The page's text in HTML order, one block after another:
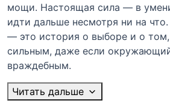
мощи. Настоящая сила — в
идти дальше несмотря ни на
— это история о выборе и о
сильным, даже если
враждебным.
Читать дальше